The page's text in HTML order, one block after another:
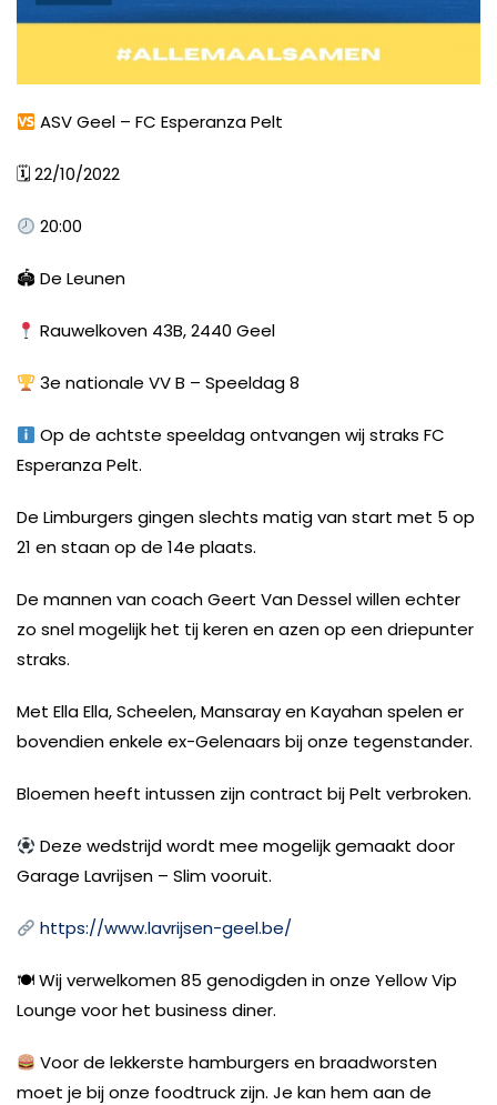
ASV Geel – FC Esperanza Pelt
🗓22/10/2022
20:00
🏟 De Leunen
Rauwelkoven 43B, 2440 Geel
3e nationale VV B – Speeldag 8
Op de achtste speeldag ontvangen wij straks FC
Esperanza Pelt.
De Limburgers gingen slechts matig van start met 5 op
21 en staan op de 14e plaats.
De mannen van coach Geert Van Dessel willen echter
zo snel mogelijk het tij keren en azen op een driepunter
straks.
Met Ella Ella, Scheelen, Mansaray en Kayahan spelen er
bovendien enkele ex-Gelenaars bij onze tegenstander.
Bloemen heeft intussen zijn contract bij Pelt verbroken.
Deze wedstrijd wordt mee mogelijk gemaakt door
Garage Lavrijsen – Slim vooruit.
https://www.lavrijsen-geel.be/
🍽Wij verwelkomen 85 genodigden in onze Yellow Vip
Lounge voor het business diner.
Voor de lekkerste hamburgers en braadworsten
moet je bij onze foodtruck zijn. Je kan hem aan de